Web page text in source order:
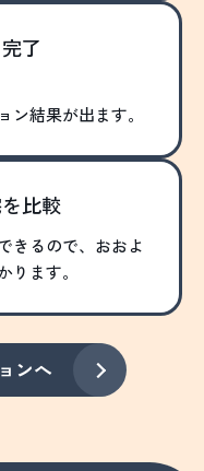
了
ン結果が出ます。
比較
きるので、おおよ
ります。
ンへ